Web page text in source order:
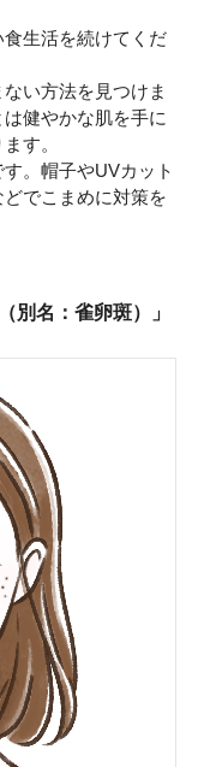
生活を続けてくだ
い方法を見つけま
健やかな肌を手に
す。
。帽子やUVカット
でこまめに対策を
別名：雀卵斑）」